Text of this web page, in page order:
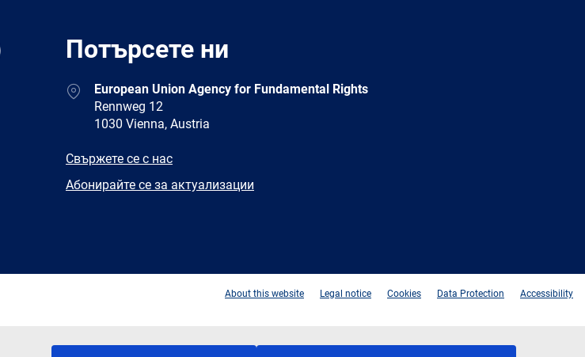
Потърсете ни
AddressEuropean Union Agency for Fundamental Rights
Rennweg 12
1030 Vienna, Austria
E-
Свържете се с нас
Newsletter
Абонирайте се за актуализации
About this website Legal notice Cookies Data Protection Accessibility